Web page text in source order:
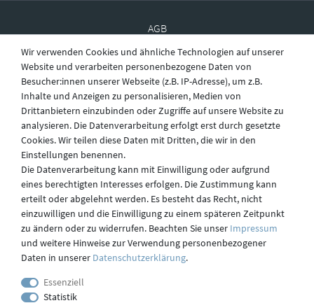
AGB
Widerruf
Datenschutz
Versand
Kontakt
Wir verwenden Cookies und ähnliche Technologien auf unserer
Website und verarbeiten personenbezogene Daten von
Besucher:innen unserer Webseite (z.B. IP-Adresse), um z.B.
Inhalte und Anzeigen zu personalisieren, Medien von
Drittanbietern einzubinden oder Zugriffe auf unsere Website zu
analysieren. Die Datenverarbeitung erfolgt erst durch gesetzte
Cookies. Wir teilen diese Daten mit Dritten, die wir in den
Einstellungen benennen.
Die Datenverarbeitung kann mit Einwilligung oder aufgrund
eines berechtigten Interesses erfolgen. Die Zustimmung kann
erteilt oder abgelehnt werden. Es besteht das Recht, nicht
einzuwilligen und die Einwilligung zu einem späteren Zeitpunkt
zu ändern oder zu widerrufen. Beachten Sie unser Impressum
und weitere Hinweise zur Verwendung personenbezogener
Daten in unserer Daten­schutz­erklärung.
Essenziell
Statistik